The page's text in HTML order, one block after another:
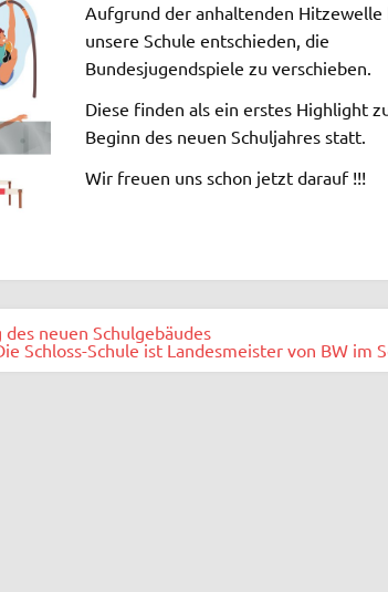
Aufgrund der anhaltenden Hitzewelle
unsere Schule entschieden, die
Bundesjugendspiele zu verschieben.
Diese finden als ein erstes Highlight
Beginn des neuen Schuljahres statt.
Wir freuen uns schon jetzt darauf !!!
neuen Schulgebäudes
Schloss-Schule ist Landesmeister von BW im